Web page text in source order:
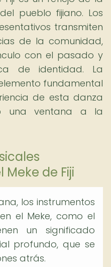
pueblo fijiano. Los
transmiten
de la comunidad,
con el pasado y
de identidad. La
fundamental
de esta danza
una ventana a la
de Fiji
los instrumentos
el Meke, como el
un significado
profundo, que se
atrás.